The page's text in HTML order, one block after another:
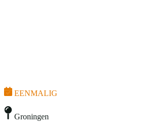
EENMALIG
Groningen